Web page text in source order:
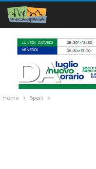
Home Sport